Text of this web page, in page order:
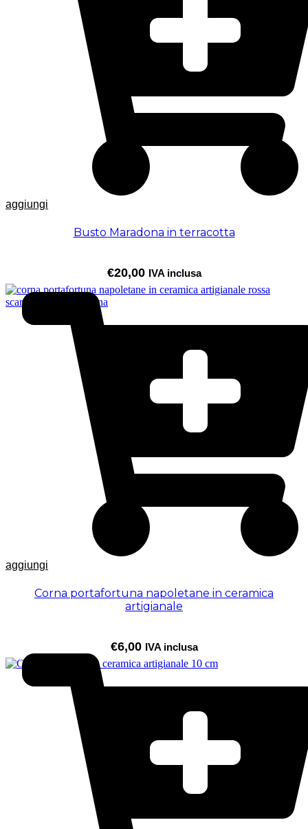
aggiungi
Busto Maradona in terracotta
€20,00 IVA inclusa
aggiungi
Corna portafortuna napoletane in ceramica
artigianale
€6,00 IVA inclusa